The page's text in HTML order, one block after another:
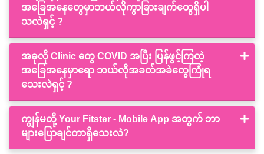
အခြေအနေတွေမှာဘယ်လိုကွာခြားချက်တွေရှိပါ
သလဲရှင့် ?
အခုလို Clinic တွေ COVID အပြီး ပြန်ဖွင့်ကြတဲ့
အခြေအနေမှာရော ဘယ်လိုအခတ်အခဲတွေကြုံရ
သေးလဲရှင့် ?
ကျွန်မတို့ Your Fitster - Mobile App အတွက် ဘာ
များပြောချင်တာရှိသေးလဲ?